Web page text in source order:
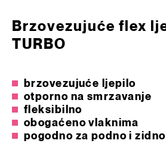
Brzovezujuće flex
TURBO
brzovezujuće ljepilo
otporno na smrzavanje
fleksibilno
obogaćeno vlaknima
pogodno za podno i